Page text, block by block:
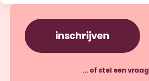
inschrijven
... of stel een vraag